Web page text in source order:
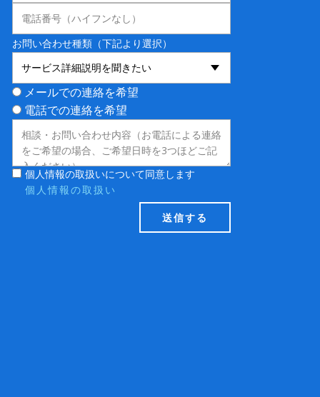
お問い合わせ種類（下記より選択）
メールでの連絡を希望
電話での連絡を希望
個人情報の取扱いについて同意します
個人情報の取扱い
送信する